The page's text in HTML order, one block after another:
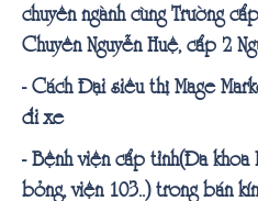
chuyên ngành cùng Trường
Chuyên Nguyễn Huệ, cấp 2
- Cách Đại siêu thị Mage
đi xe
- Bệnh viện cấp tỉnh(Đa
bỏng, viện 103..) trong bán